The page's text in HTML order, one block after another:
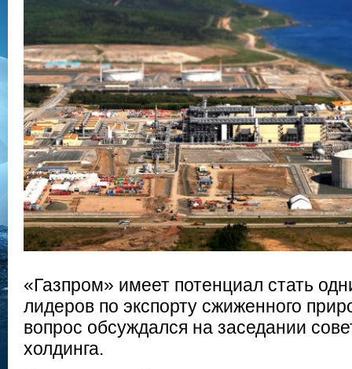
«Газпром» имеет потенциал стать
лидеров по экспорту сжиженного
вопрос обсуждался на заседании
холдинга.